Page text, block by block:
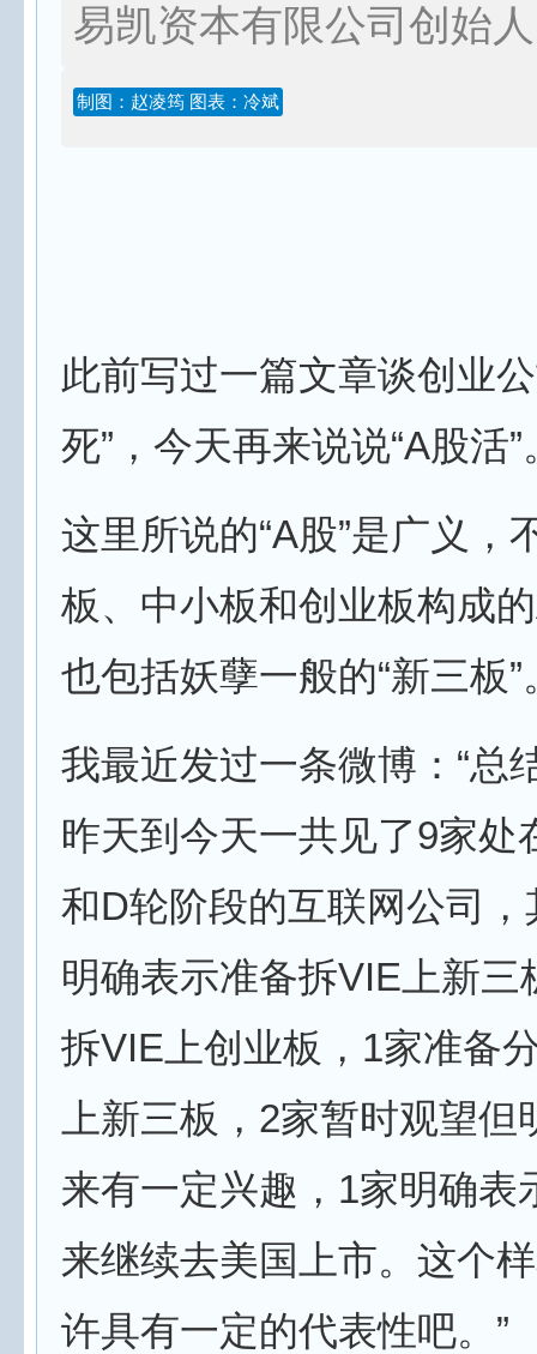
易凯资本有限公司创始人
制图：赵凌筠 图表：冷斌
此前写过一篇文章谈创业
死”，今天再来说说“A股活”
这里所说的“A股”是广义，
板、中小板和创业板构成
也包括妖孽一般的“新三板”
我最近发过一条微博：“总
昨天到今天一共见了9家处
和D轮阶段的互联网公司，
明确表示准备拆VIE上新三
拆VIE上创业板，1家准备
上新三板，2家暂时观望但
来有一定兴趣，1家明确表
来继续去美国上市。这个
许具有一定的代表性吧。”